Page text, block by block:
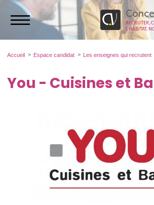
RECRUTER,
L’HABITAT,
Accueil Espace candidat Les enseignes qui recrutent
You - Cuisines et